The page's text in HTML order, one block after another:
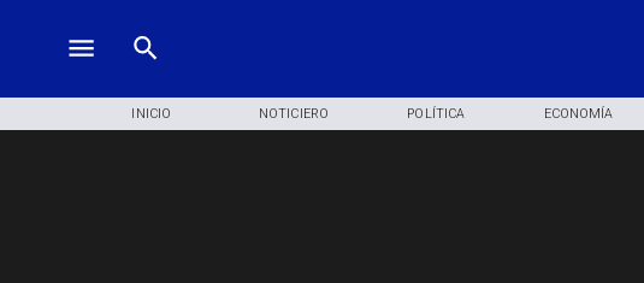
INICIO NOTICIERO POLÍTICA ECONOMÍA